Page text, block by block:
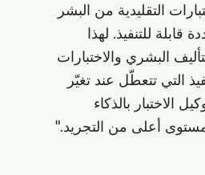
التقليدية من البشر
قابلة للتنفيذ. لهذا
البشري والاختبارات
التي تتعطّل عند تغيّر
الاختبار بالذكاء
أعلى من التجريد."